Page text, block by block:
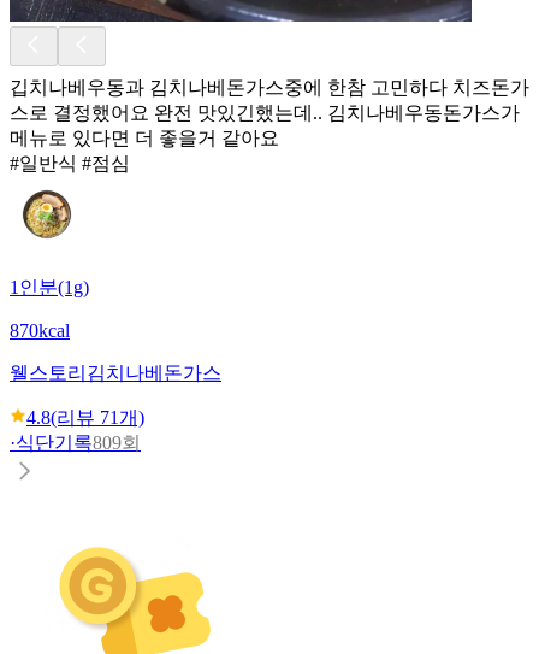
깁치나베우동과 김치나베돈가스중에 한참 고민하다 치즈돈가
스로 결정했어요 완전 맛있긴했는데.. 김치나베우동돈가스가
메뉴로 있다면 더 좋을거 같아요
#일반식 #점심
1인분(1g)
870kcal
웰스토리 김치나베돈가스
4.8(리뷰 71개)
·식단기록809회